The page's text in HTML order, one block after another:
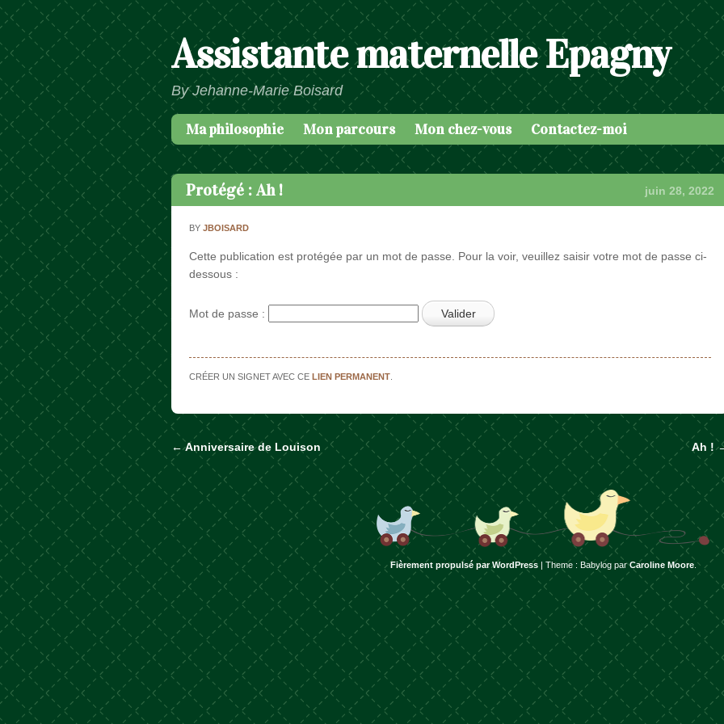
Assistante maternelle Epagny
By Jehanne-Marie Boisard
Menu
Passer au contenu
Ma philosophie Mon parcours Mon chez-vous Contactez-moi
Protégé : Ah ! juin 28, 2022
BYJBOISARD
Cette publication est protégée par un mot de passe. Pour la voir, veuillez saisir votre mot de passe ci-
dessous :
Mot de passe :
CRÉER UN SIGNET AVEC CELIEN PERMANENT
Naviguer dans les articles
←Anniversaire de Louison Ah !
Fièrement propulsé par WordPress Theme : Babylog parCaroline Moore.